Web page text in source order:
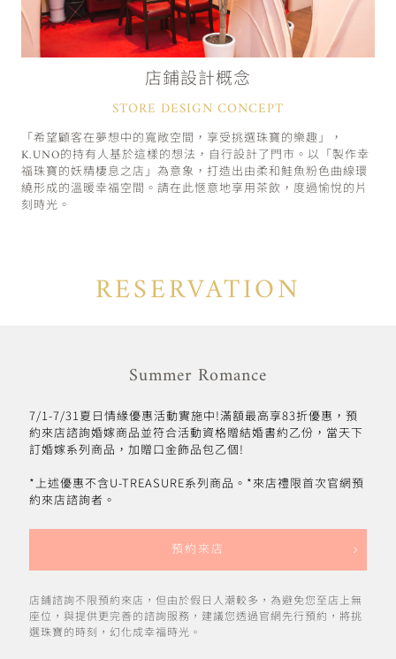
店鋪設計概念
STORE DESIGN CONCEPT
「希望顧客在夢想中的寬敞空間，享受挑選珠寶的樂趣」，
K.UNO的持有人基於這樣的想法，自行設計了門市。以「製作幸
福珠寶的妖精棲息之店」為意象，打造出由柔和鮭魚粉色曲線環
繞形成的溫暖幸福空間。請在此愜意地享用茶飲，度過愉悅的片
刻時光。
RESERVATION
Summer Romance
7/1-7/31夏日情緣優惠活動實施中!滿額最高享83折優惠，預
約來店諮詢婚嫁商品並符合活動資格贈結婚書約乙份，當天下
訂婚嫁系列商品，加贈口金飾品包乙個!
*上述優惠不含U-TREASURE系列商品。*來店禮限首次官網預
約來店諮詢者。
預約來店
店鋪諮詢不限預約來店，但由於假日人潮較多，為避免您至店上無
座位，與提供更完善的諮詢服務，建議您透過官網先行預約，將挑
選珠寶的時刻，幻化成幸福時光。